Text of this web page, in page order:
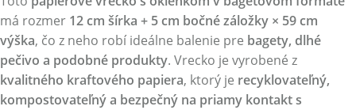
má rozmer 12 cm šírka + 5 cm bočné záložky × 59 cm
výška, čo z neho robí ideálne balenie pre bagety, dlhé
pečivo a podobné produkty. Vrecko je vyrobené z
kvalitného kraftového papiera, ktorý je recyklovateľný,
kompostovateľný a bezpečný na priamy kontakt s